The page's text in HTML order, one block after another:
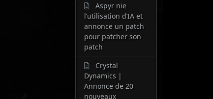
Aspyr nie
l’utilisation d’IA et
annonce un patch
pour patcher son
patch
Crystal
Dynamics |
Annonce de 20
nouveaux